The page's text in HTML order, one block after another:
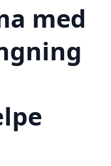
med